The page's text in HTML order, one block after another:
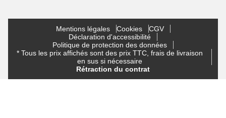
Mentions légales Cookies
CGV
Déclaration d'accessibilité
Politique de protection des données
* Tous les prix affichés sont des prix TTC, frais de livraison
en sus si nécessaire
Rétraction du contrat